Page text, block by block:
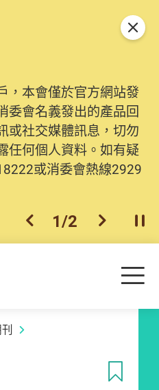
，本會僅於官方網站發
委會名義發出的產品回
或社交媒體訊息，切勿
任何個人資料。如有疑
或消委會熱線2929
上一個
1/2 下一個開
關閉
目